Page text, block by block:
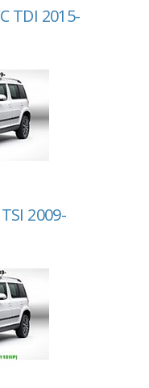
TDI 2015-
2009-